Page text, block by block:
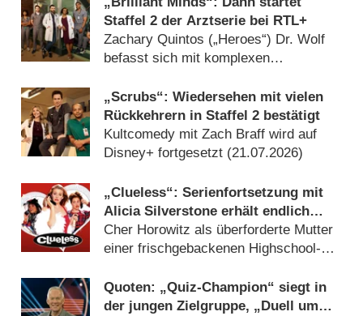
Staffel 2 der Arztserie bei RTL+
Zachary Quintos („Heroes“) Dr. Wolf
befasst sich mit komplexen
„Scrubs“: Wiedersehen mit vielen
Rückkehrern in Staffel 2 bestätigt
Kultcomedy mit Zach Braff wird auf
Disney+ fortgesetzt (21.07.2026)
„Clueless“: Serienfortsetzung mit
Alicia Silverstone erhält endlich
grünes Licht
Cher Horowitz als überforderte Mutter
einer frischgebackenen Highschool-
Quoten: „Quiz-Champion“ siegt in
der jungen Zielgruppe, „Duell um